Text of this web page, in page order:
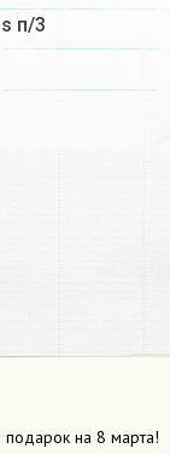
п/3
подарок на 8 марта!